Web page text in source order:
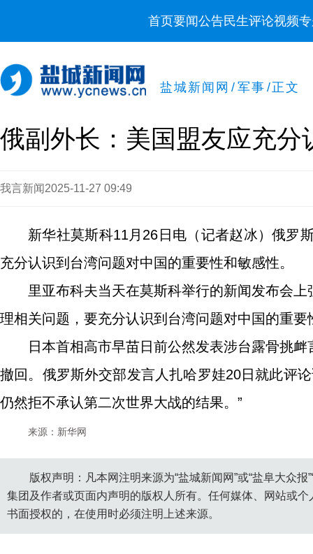
首页要闻公告民生评论视频
盐城新闻网 / 军事 /正文
俄副外长：美国盟友应充
我言新闻 2025-11-27 09:49
新华社莫斯科11月26日电（记者赵冰）俄罗
充分认识到台湾问题对中国的重要性和敏感性。
里亚布科夫当天在莫斯科举行的新闻发布会
理相关问题，要充分认识到台湾问题对中国的重
日本首相高市早苗日前公然发表涉台露骨挑
撤回。俄罗斯外交部发言人扎哈罗娃20日就此评
仍然拒不承认第二次世界大战的结果。”
来源：新华网
版权声明：凡本网注明来源为“盐城新闻网”或“盐阜大众
集团及作者或页面内声明的版权人所有。任何媒体、网站或
书面授权的，在使用时必须注明上述来源。